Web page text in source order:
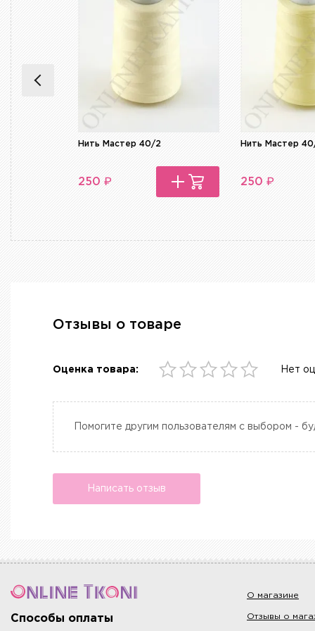
Нить Мастер 40/2
250 ₽
Нить Мастер
250 ₽
Отзывы о товаре
Оценка товара: Нет
Помогите другим пользователям с выбором -
Написать отзыв
Способы оплаты
О магазине
Отзывы о